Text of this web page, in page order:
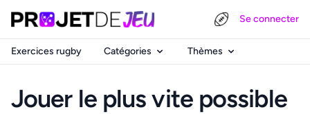
Se connecter
Exercices rugby Catégories Thèmes
Jouer le plus vite possible